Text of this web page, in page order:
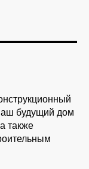
будущий дом
также